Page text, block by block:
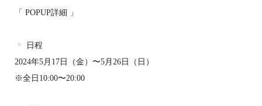
「 POPUP詳細 」
日程
2024年5月17日（金）〜5月26日（日）
※全日10:00〜20:00